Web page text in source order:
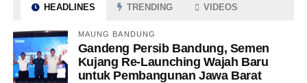
HEADLINES TRENDING VIDEOS
MAUNG BANDUNG
Gandeng Persib Bandung, Semen
Kujang Re-Launching Wajah Baru
untuk Pembangunan Jawa Barat